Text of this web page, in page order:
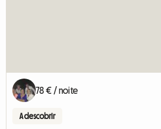
78 € / noite
A descobrir